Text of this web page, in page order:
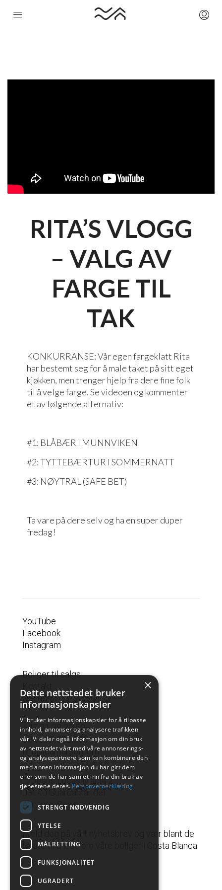
RITA’S VLOGG
– VALG AV
FARGE TIL
TAK
KONKURRANSE: Vår egen fargeklatt Rita
har bestemt seg for å male taket på sitt eget
kjøkken, men trenger hjelp fra dere fine folk
til å velge farge. Se videoen og kommenter
et av følgende alternativ:
#1: BLÅBÆR I MUNNVIKEN
#2: TYTTEBÆRTUR I SOMMERNATT
#3: NØYTRAL (SAFE BET)
Ta vare på dere selv og ha en super duper
fredag!
YouTube
Facebook
Instagram
Boliger til salgs
Om oss
+47 21 38 21 50
+34 665 822 336
info@camarsol.com
C/Jesus Lucas Macia 2
03140 Guardamar del
Alicante, Spain
Meld deg på vårt nyhetsbrev og vær blant de
første til å lese om våre boliger i Costa Blanca.
×
Dette nettstedet bruker
informasjonskapsler
Vi bruker informasjonskapsler for å tilpasse
innhold, annonser og analysere trafikken
vår. Vi deler også informasjon om din bruk
av nettstedet vårt med våre annonserings-
og analysepartnere som kan kombinere den
med annen informasjon du har gitt dem
eller som de har samlet inn fra din bruk av
tjenestene deres. Personvernerklæring
STRENGT NØDVENDIG
YTELSE
MÅLRETTING
FUNKSJONALITET
UGRADERT